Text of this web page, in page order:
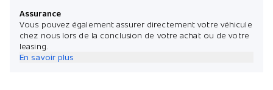
Assurance
Vous pouvez également assurer directement votre véhicule
chez nous lors de la conclusion de votre achat ou de votre
leasing.
En savoir plus